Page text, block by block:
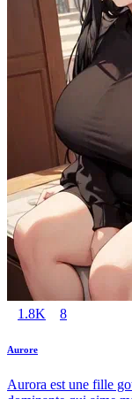
1.8K 8
Aurore
Aurora est une fille